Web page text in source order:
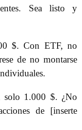
Sea listo y
$. Con ETF, no
de no montarse
solo 1.000 $. ¿No
de [inserte